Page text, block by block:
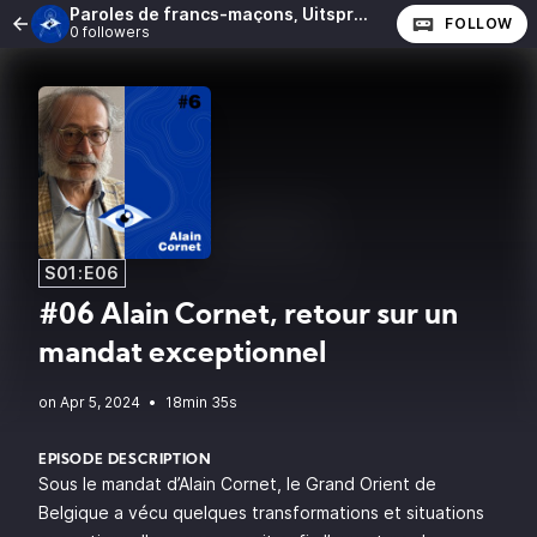
Paroles de francs-maçons, Uitspraken van vrijmetselaars
0 followers FOLLOW
S01:E06
#06 Alain Cornet, retour sur un
mandat exceptionnel
• 18min 35s
EPISODE DESCRIPTION
Sous le mandat d’Alain Cornet, le Grand Orient de
Belgique a vécu quelques transformations et situations